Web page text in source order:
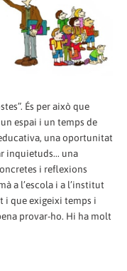
És per això que
espai i un temps de
una oportunitat
inquietuds... una
i reflexions
a l’escola i a l’institut
i que exigeixi temps i
provar-ho. Hi ha molt